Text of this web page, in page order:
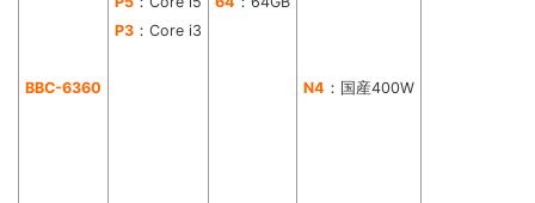
BBC-6360 N4 ：国産400W
P3 ：Core i3